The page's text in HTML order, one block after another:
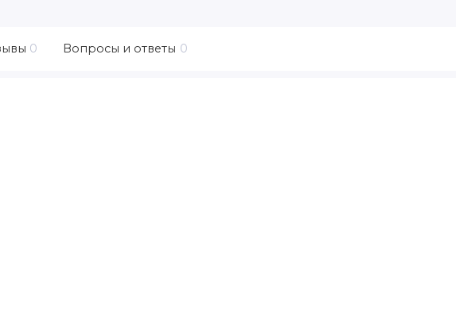
0 Вопросы и ответы 0